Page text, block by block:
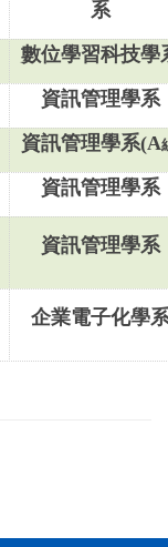
系
數位學習科技學
資訊管理學系
資訊管理學系(A
資訊管理學系
資訊管理學系
企業電子化學